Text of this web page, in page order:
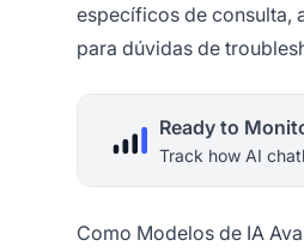
específicos de consulta,
para dúvidas de
Ready to
Track how AI
Como Modelos de IA